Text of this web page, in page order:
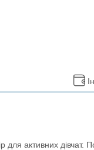
активних дівчат.